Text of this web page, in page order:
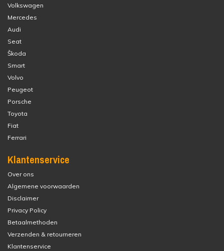
Volkswagen
Mercedes
Audi
Seat
Škoda
Smart
Volvo
Peugeot
Porsche
Toyota
Fiat
Ferrari
Klantenservice
Over ons
Algemene voorwaarden
Disclaimer
Privacy Policy
Betaalmethoden
Verzenden & retourneren
Klantenservice